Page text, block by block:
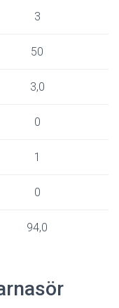
3
50
3,0
0
1
0
94,0